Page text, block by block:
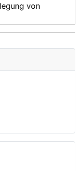
von